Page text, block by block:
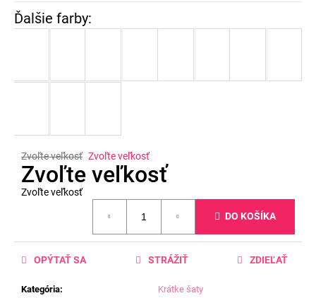
Zvoľte veľkosť Zvoľte veľkosť
Zvoľte veľkosť
Zvoľte veľkosť
DO KOŠÍKA
Kategória:
Krátke šaty
OPÝTAŤ SA STRÁŽIŤ ZDIEĽAŤ